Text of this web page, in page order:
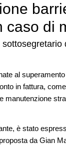
caso di
al
in fattura,
manutenzione
è stato
da Gian
Il